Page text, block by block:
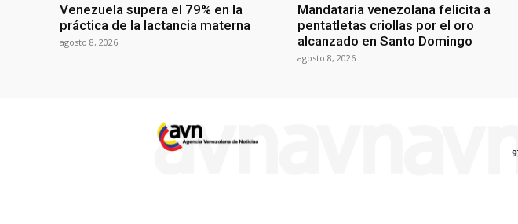
Venezuela supera el 79% en la
práctica de la lactancia materna
agosto 8, 2026
Mandataria venezolana felicita a
pentatletas criollas por el oro
alcanzado en Santo Domingo
agosto 8, 2026